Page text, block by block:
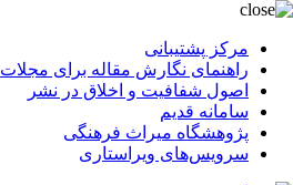
مرکز پشتیبانی
راهنمای نگارش مقاله برای مجلات
اصول شفافیت و اخلاق در نشر
سامانه قدیم
پژوهشگاه میراث فرهنگی
سرویس‌های ویراستاری